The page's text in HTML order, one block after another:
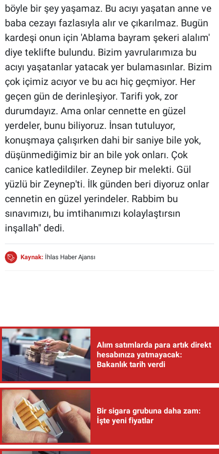
böyle bir şey yaşamaz. Bu acıyı yaşatan anne ve
baba cezayı fazlasıyla alır ve çıkarılmaz. Bugün
kardeşi onun için 'Ablama bayram şekeri alalım'
diye teklifte bulundu. Bizim yavrularımıza bu
acıyı yaşatanlar yatacak yer bulamasınlar. Bizim
çok içimiz acıyor ve bu acı hiç geçmiyor. Her
geçen gün de derinleşiyor. Tarifi yok, zor
durumdayız. Ama onlar cennette en güzel
yerdeler, bunu biliyoruz. İnsan tutuluyor,
konuşmaya çalışırken dahi bir saniye bile yok,
düşünmediğimiz bir an bile yok onları. Çok
canice katledildiler. Zeynep bir melekti. Gül
yüzlü bir Zeynep'ti. İlk günden beri diyoruz onlar
cennetin en güzel yerindeler. Rabbim bu
sınavımızı, bu imtihanımızı kolaylaştırsın
inşallah" dedi.
Kaynak: İhlas Haber Ajansı
Alım satımlarda para artık direkt
hesabınıza yatmayacak:
Bakanlık tarih verdi
Bir sigara grubuna daha zam:
İşte yeni fiyatlar